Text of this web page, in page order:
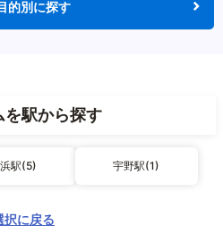
的別に探す
を駅から探す
駅(5) 宇野駅(1)
択に戻る